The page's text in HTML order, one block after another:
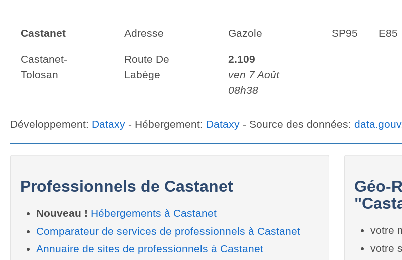
Castanet Adresse Gazole SP95 E85
Castanet-
Tolosan
Route De
Labège
2.109
ven 7 Août
08h38
Développement: Dataxy - Hébergement: Dataxy - Source des données:
Professionnels de Castanet
Nouveau ! Hébergements à Castanet
Comparateur de services de professionnels à Castanet
Annuaire de sites de professionnels à Castanet
Géo-
votre
votre